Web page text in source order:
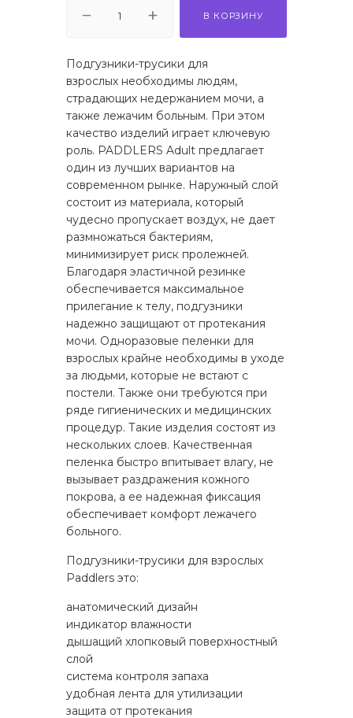
В КОРЗИНУ
Подгузники-трусики для
взрослых необходимы людям,
страдающих недержанием мочи, а
также лежачим больным. При этом
качество изделий играет ключевую
роль. PADDLERS Adult предлагает
один из лучших вариантов на
современном рынке. Наружный слой
состоит из материала, который
чудесно пропускает воздух, не дает
размножаться бактериям,
минимизирует риск пролежней.
Благодаря эластичной резинке
обеспечивается максимальное
прилегание к телу, подгузники
надежно защищают от протекания
мочи. Одноразовые пеленки для
взрослых крайне необходимы в уходе
за людьми, которые не встают с
постели. Также они требуются при
ряде гигиенических и медицинских
процедур. Такие изделия состоят из
нескольких слоев. Качественная
пеленка быстро впитывает влагу, не
вызывает раздражения кожного
покрова, а ее надежная фиксация
обеспечивает комфорт лежачего
больного.
Подгузники-трусики для взрослых
Paddlers это:
анатомический дизайн
индикатор влажности
дышащий хлопковый поверхностный
слой
система контроля запаха
удобная лента для утилизации
защита от протекания